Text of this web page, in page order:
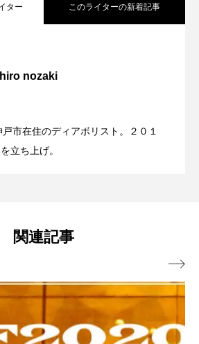
ター このライターの新着記事
hiro nozaki
市在住のディアボリスト。２０１
立ち上げ。
運営スタッフも募集中。
関連記事
